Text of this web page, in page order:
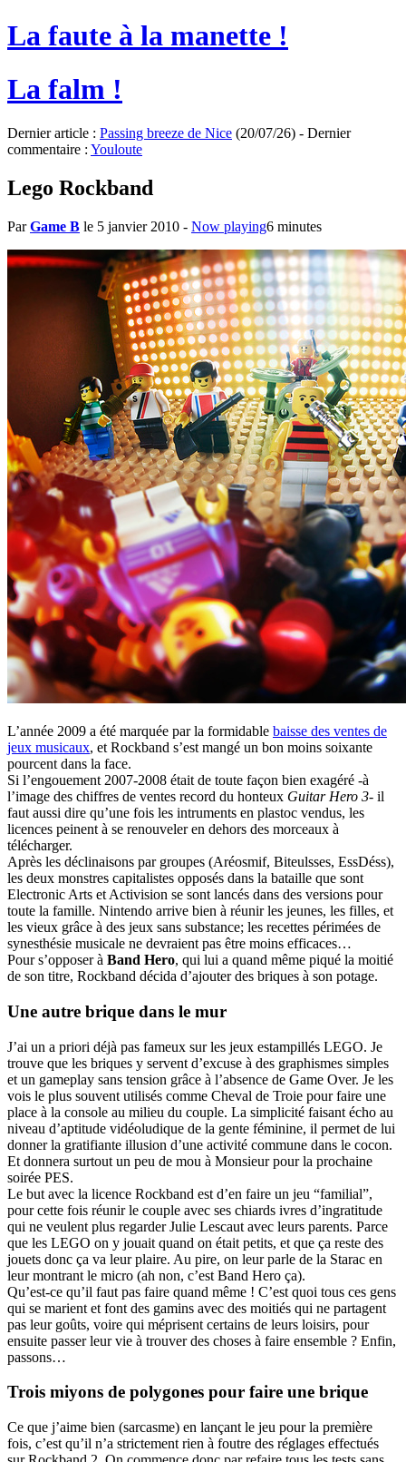
La faute à la manette !
La falm !
Dernier article : Passing breeze de Nice (20/07/26) - Dernier
commentaire : Youloute
Lego Rockband
ParGame B le 5 janvier 2010 - Now playing6 minutes
L’année 2009 a été marquée par la formidable baisse des ventes de
jeux musicaux, et Rockband s’est mangé un bon moins soixante
pourcent dans la face.
Si l’engouement 2007-2008 était de toute façon bien exagéré -à
l’image des chiffres de ventes record du honteux Guitar Hero 3- il
faut aussi dire qu’une fois les intruments en plastoc vendus, les
licences peinent à se renouveler en dehors des morceaux à
télécharger.
Après les déclinaisons par groupes (Aréosmif, Biteulsses, EssDéss),
les deux monstres capitalistes opposés dans la bataille que sont
Electronic Arts et Activision se sont lancés dans des versions pour
toute la famille. Nintendo arrive bien à réunir les jeunes, les filles, et
les vieux grâce à des jeux sans substance; les recettes périmées de
synesthésie musicale ne devraient pas être moins efficaces…
Pour s’opposer à Band Hero, qui lui a quand même piqué la moitié
de son titre, Rockband décida d’ajouter des briques à son potage.
Une autre brique dans le mur
J’ai un a priori déjà pas fameux sur les jeux estampillés LEGO. Je
trouve que les briques y servent d’excuse à des graphismes simples
et un gameplay sans tension grâce à l’absence de Game Over. Je les
vois le plus souvent utilisés comme Cheval de Troie pour faire une
place à la console au milieu du couple. La simplicité faisant écho au
niveau d’aptitude vidéoludique de la gente féminine, il permet de lui
donner la gratifiante illusion d’une activité commune dans le cocon.
Et donnera surtout un peu de mou à Monsieur pour la prochaine
soirée PES.
Le but avec la licence Rockband est d’en faire un jeu “familial”,
pour cette fois réunir le couple avec ses chiards ivres d’ingratitude
qui ne veulent plus regarder Julie Lescaut avec leurs parents. Parce
que les LEGO on y jouait quand on était petits, et que ça reste des
jouets donc ça va leur plaire. Au pire, on leur parle de la Starac en
leur montrant le micro (ah non, c’est Band Hero ça).
Qu’est-ce qu’il faut pas faire quand même ! C’est quoi tous ces gens
qui se marient et font des gamins avec des moitiés qui ne partagent
pas leur goûts, voire qui méprisent certains de leurs loisirs, pour
ensuite passer leur vie à trouver des choses à faire ensemble ? Enfin,
passons…
Trois miyons de polygones pour faire une brique
Ce que j’aime bien (sarcasme) en lançant le jeu pour la première
fois, c’est qu’il n’a strictement rien à foutre des réglages effectués